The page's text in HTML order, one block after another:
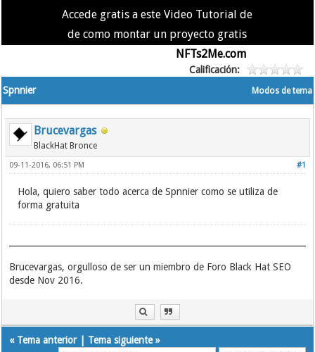
Accede gratis a este Video Tutorial de
de como montar un proyecto gratis
NFTs2Me.com
Calificación:
Modos de tema
Spnnier
Brucevargas
BlackHat Bronce
#1
09-11-2016, 06:51 PM
Hola, quiero saber todo acerca de Spnnier como se utiliza de
forma gratuita
Brucevargas, orgulloso de ser un miembro de Foro Black Hat SEO
desde Nov 2016.
« Tema anterior| Tema siguiente»